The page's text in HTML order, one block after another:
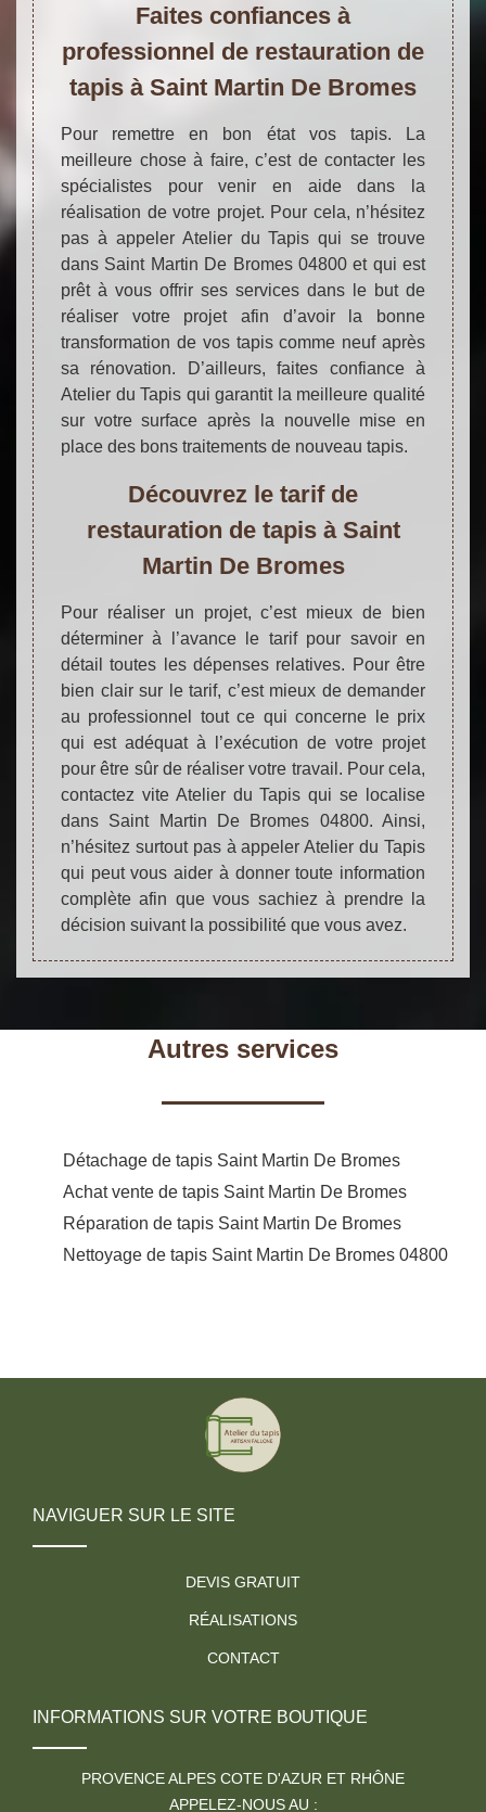
Faites confiances à
professionnel de restauration de
tapis à Saint Martin De Bromes
Pour remettre en bon état vos tapis. La
meilleure chose à faire, c’est de contacter les
spécialistes pour venir en aide dans la
réalisation de votre projet. Pour cela, n’hésitez
pas à appeler Atelier du Tapis qui se trouve
dans Saint Martin De Bromes 04800 et qui est
prêt à vous offrir ses services dans le but de
réaliser votre projet afin d’avoir la bonne
transformation de vos tapis comme neuf après
sa rénovation. D’ailleurs, faites confiance à
Atelier du Tapis qui garantit la meilleure qualité
sur votre surface après la nouvelle mise en
place des bons traitements de nouveau tapis.
Découvrez le tarif de
restauration de tapis à Saint
Martin De Bromes
Pour réaliser un projet, c’est mieux de bien
déterminer à l’avance le tarif pour savoir en
détail toutes les dépenses relatives. Pour être
bien clair sur le tarif, c’est mieux de demander
au professionnel tout ce qui concerne le prix
qui est adéquat à l’exécution de votre projet
pour être sûr de réaliser votre travail. Pour cela,
contactez vite Atelier du Tapis qui se localise
dans Saint Martin De Bromes 04800. Ainsi,
n’hésitez surtout pas à appeler Atelier du Tapis
qui peut vous aider à donner toute information
complète afin que vous sachiez à prendre la
décision suivant la possibilité que vous avez.
Autres services
Détachage de tapis Saint Martin De Bromes
Achat vente de tapis Saint Martin De Bromes
Réparation de tapis Saint Martin De Bromes
Nettoyage de tapis Saint Martin De Bromes 04800
NAVIGUER SUR LE SITE
DEVIS GRATUIT
RÉALISATIONS
CONTACT
INFORMATIONS SUR VOTRE BOUTIQUE
PROVENCE ALPES COTE D'AZUR ET RHÔNE
APPELEZ-NOUS AU :